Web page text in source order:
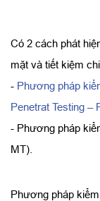
Có 2 cách phát
mặt và tiết kiệm
- Phương pháp
Penetrat Testing –
- Phương pháp
MT).
Phương pháp